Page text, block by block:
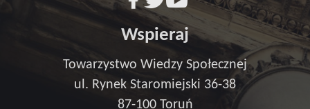
Wspieraj
Towarzystwo Wiedzy Społecznej
ul. Rynek Staromiejski 36-38
87-100 Toruń